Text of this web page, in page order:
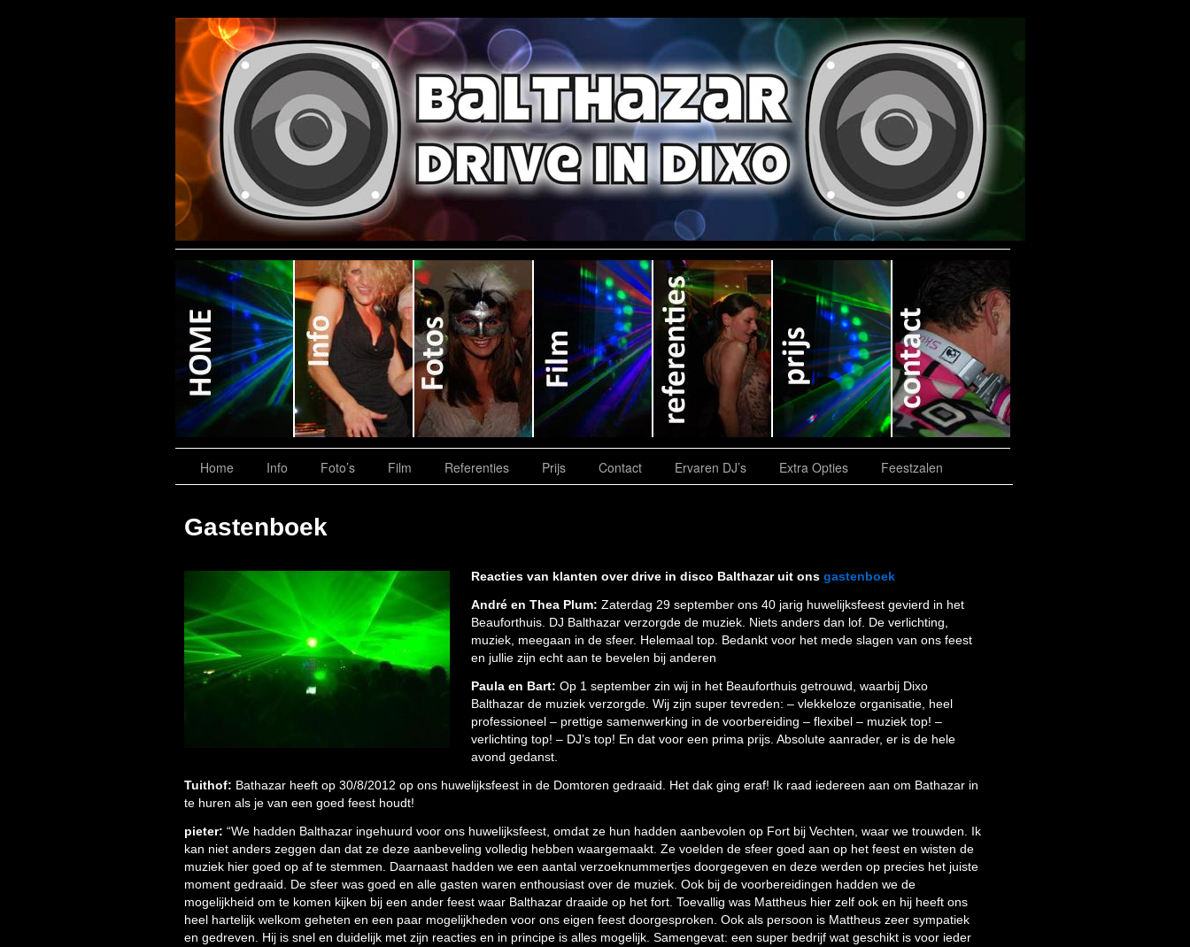
Home Info Foto’s Film Referenties Prijs Contact Ervaren DJ’s Extra Opties Feestzalen
Gastenboek
Reacties van klanten over drive in disco Balthazar uit ons gastenboek
André en Thea Plum: Zaterdag 29 september ons 40 jarig huwelijksfeest gevierd in het
Beauforthuis. DJ Balthazar verzorgde de muziek. Niets anders dan lof. De verlichting,
muziek, meegaan in de sfeer. Helemaal top. Bedankt voor het mede slagen van ons feest
en jullie zijn echt aan te bevelen bij anderen
Paula en Bart: Op 1 september zin wij in het Beauforthuis getrouwd, waarbij Dixo
Balthazar de muziek verzorgde. Wij zijn super tevreden: – vlekkeloze organisatie, heel
professioneel – prettige samenwerking in de voorbereiding – flexibel – muziek top! –
verlichting top! – DJ’s top! En dat voor een prima prijs. Absolute aanrader, er is de hele
avond gedanst.
Tuithof: Bathazar heeft op 30/8/2012 op ons huwelijksfeest in de Domtoren gedraaid. Het dak ging eraf! Ik raad iedereen aan om Bathazar in
te huren als je van een goed feest houdt!
pieter: “We hadden Balthazar ingehuurd voor ons huwelijksfeest, omdat ze hun hadden aanbevolen op Fort bij Vechten, waar we trouwden. Ik
kan niet anders zeggen dan dat ze deze aanbeveling volledig hebben waargemaakt. Ze voelden de sfeer goed aan op het feest en wisten de
muziek hier goed op af te stemmen. Daarnaast hadden we een aantal verzoeknummertjes doorgegeven en deze werden op precies het juiste
moment gedraaid. De sfeer was goed en alle gasten waren enthousiast over de muziek. Ook bij de voorbereidingen hadden we de
mogelijkheid om te komen kijken bij een ander feest waar Balthazar draaide op het fort. Toevallig was Mattheus hier zelf ook en hij heeft ons
heel hartelijk welkom geheten en een paar mogelijkheden voor ons eigen feest doorgesproken. Ook als persoon is Mattheus zeer sympatiek
en gedreven. Hij is snel en duidelijk met zijn reacties en in principe is alles mogelijk. Samengevat: een super bedrijf wat geschikt is voor ieder